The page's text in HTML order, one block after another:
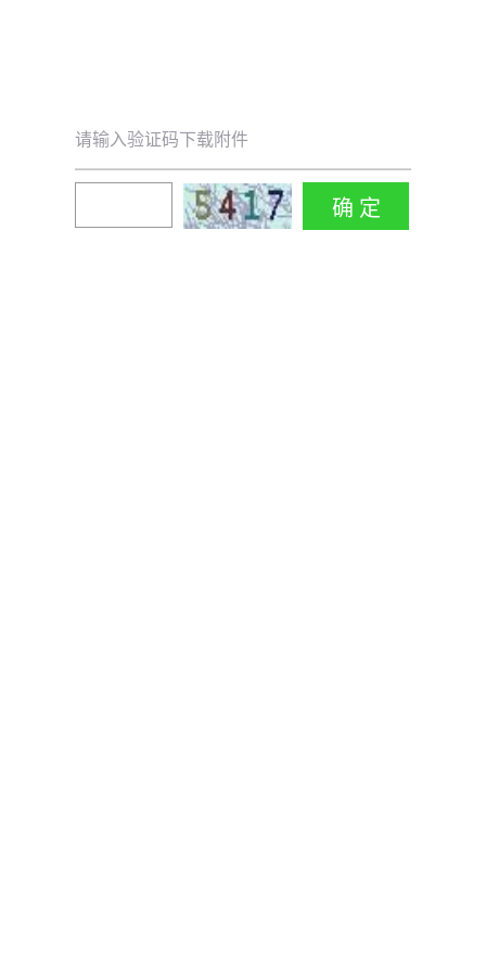
请输入验证码下载附件